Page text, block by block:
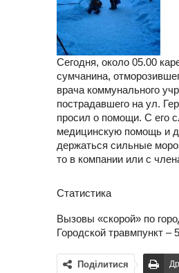
Сегодня, около 05.00
сумчанина,
врача коммунального
пострадавшего на ул.
просил о помощи. С его
медицинскую помощь и
держаться сильные
то в компании или с
Статистика
Вызовы «скорой» по
Городской травмпункт –
Поділитися